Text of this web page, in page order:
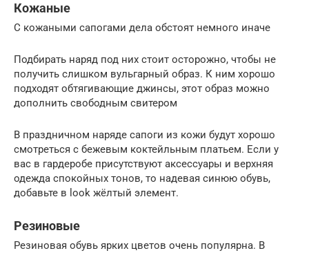
Кожаные
С кожаными сапогами дела обстоят немного иначе
Подбирать наряд под них стоит осторожно, чтобы не
получить слишком вульгарный образ. К ним хорошо
подходят обтягивающие джинсы, этот образ можно
дополнить свободным свитером
В праздничном наряде сапоги из кожи будут хорошо
смотреться с бежевым коктейльным платьем. Если у
вас в гардеробе присутствуют аксессуары и верхняя
одежда спокойных тонов, то надевая синюю обувь,
добавьте в look жёлтый элемент.
Резиновые
Резиновая обувь ярких цветов очень популярна. В